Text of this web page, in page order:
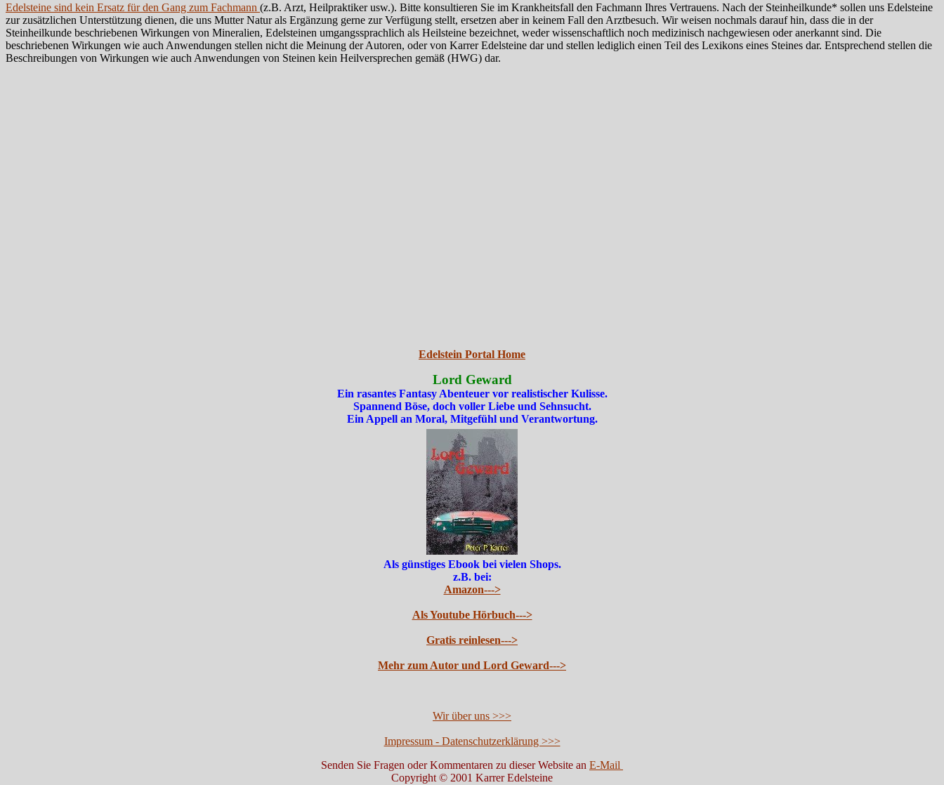
Edelsteine sind kein Ersatz für den Gang zum Fachmann (z.B. Arzt, Heilpraktiker usw.). Bitte konsultieren Sie im Krankheitsfall den Fachmann Ihres Vertrauens. Nach der Steinheilkunde* sollen uns Edelsteine
zur zusätzlichen Unterstützung dienen, die uns Mutter Natur als Ergänzung gerne zur Verfügung stellt, ersetzen aber in keinem Fall den Arztbesuch. Wir weisen nochmals darauf hin, dass die in der
Steinheilkunde beschriebenen Wirkungen von Mineralien, Edelsteinen umgangssprachlich als Heilsteine bezeichnet, weder wissenschaftlich noch medizinisch nachgewiesen oder anerkannt sind. Die
beschriebenen Wirkungen wie auch Anwendungen stellen nicht die Meinung der Autoren, oder von Karrer Edelsteine dar und stellen lediglich einen Teil des Lexikons eines Steines dar. Entsprechend stellen die
Beschreibungen von Wirkungen wie auch Anwendungen von Steinen kein Heilversprechen gemäß (HWG) dar.
Edelstein Portal Home
Lord Geward
Ein rasantes Fantasy Abenteuer vor realistischer Kulisse.
Spannend Böse, doch voller Liebe und Sehnsucht.
Ein Appell an Moral, Mitgefühl und Verantwortung.
Als günstiges Ebook bei vielen Shops.
z.B. bei:
Amazon--->
Als Youtube Hörbuch--->
Gratis reinlesen--->
Mehr zum Autor und Lord Geward--->
Wir über uns >>>
Impressum - Datenschutzerklärung >>>
Senden Sie Fragen oder Kommentaren zu dieser Website an E-Mail
Copyright © 2001 Karrer Edelsteine